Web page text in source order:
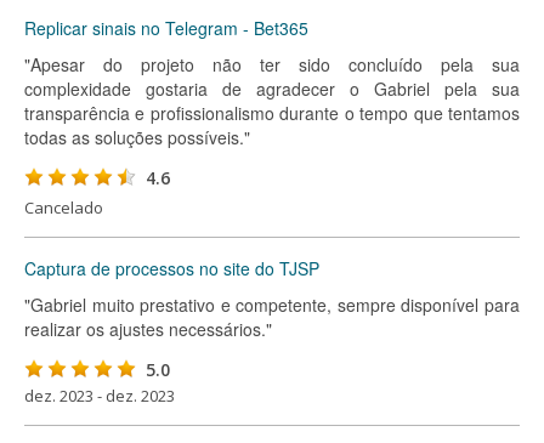
Replicar sinais no Telegram - Bet365
"Apesar do projeto não ter sido concluído pela sua
complexidade gostaria de agradecer o Gabriel pela sua
transparência e profissionalismo durante o tempo que tentamos
todas as soluções possíveis."
4.6
Cancelado
Captura de processos no site do TJSP
"Gabriel muito prestativo e competente, sempre disponível para
realizar os ajustes necessários."
5.0
dez. 2023 - dez. 2023